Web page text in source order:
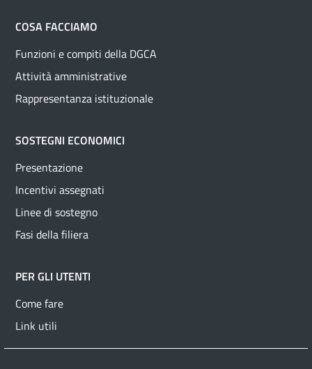
COSA FACCIAMO
Funzioni e compiti della DGCA
Attività amministrative
Rappresentanza istituzionale
SOSTEGNI ECONOMICI
Presentazione
Incentivi assegnati
Linee di sostegno
Fasi della filiera
PER GLI UTENTI
Come fare
Link utili